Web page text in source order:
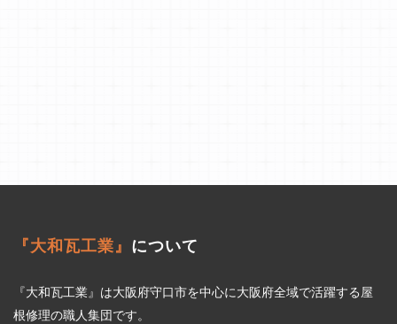
『大和瓦工業』 について
『大和瓦工業』は大阪府守口市を中心に大阪府全域で活躍する屋
根修理の職人集団です。